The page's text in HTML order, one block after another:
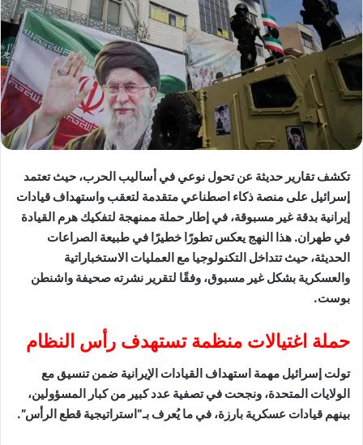
تكشف تقارير حديثة عن تحول نوعي في أساليب الحرب، حيث تعتمد
إسرائيل على منصة ذكاء اصطناعي متقدمة لتعقب واستهداف قيادات
إيرانية بدقة غير مسبوقة، في إطار حملة ممنهجة لتفكيك هرم القيادة
في طهران. هذا النهج يعكس تطورًا خطيرًا في طبيعة الصراعات
الحديثة، حيث تتداخل التكنولوجيا مع العمليات الاستخباراتية
والعسكرية بشكل غير مسبوق، وفقًا لتقرير نشرته صحيفة واشنطن
بوست.
حملة اغتيالات منظمة تستهدف رأس النظام
تولت إسرائيل مهمة استهداف القيادات الإيرانية ضمن تنسيق مع
الولايات المتحدة، ونجحت في تصفية عدد كبير من كبار المسؤولين،
بينهم قيادات عسكرية بارزة، في ما يُعرف بـ“استراتيجية قطع الرأس”.